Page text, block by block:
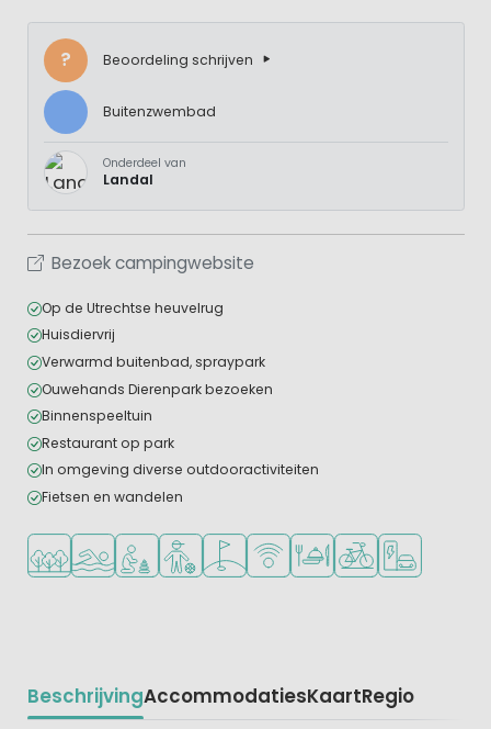
? Beoordeling schrijven
Buitenzwembad
Onderdeel van
Landal
Bezoek campingwebsite
Op de Utrechtse heuvelrug
Huisdiervrij
Verwarmd buitenbad, spraypark
Ouwehands Dierenpark bezoeken
Binnenspeeltuin
Restaurant op park
In omgeving diverse outdooractiviteiten
Fietsen en wandelen
Ligt in een bosrijke omgeving
Openlucht zwembad
Aanbevolen voor jonge kinderen
Aanbevolen voor tieners
Golfbaan in de buurt
WiFi beschikbaar
Restaurant of pizzeria
Fietsverhuur
Laadpaal
BeschrijvingAccommodatiesKaartRegio